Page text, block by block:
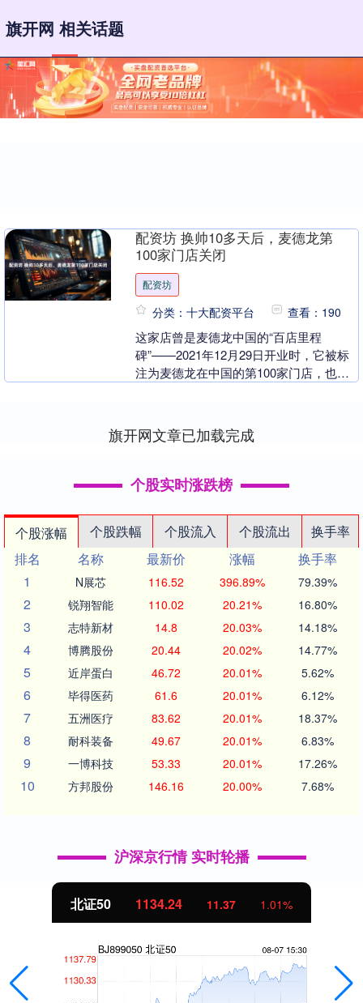
旗开网 相关话题
配资坊 换帅10多天后，麦德龙第
100家门店关闭
配资坊
分类：十大配资平台 查看：190
这家店曾是麦德龙中国的“百店里程
碑”——2021年12月29日开业时，它被标
注为麦德龙在中国的第100家门店，也是
旗开网文章已加载完成
个股实时涨跌榜
个股涨幅 个股跌幅 个股流入 个股流出
换手率
排名
名称 最新价 涨幅
换手率
1
N展芯 116.52 396.89% 79.39%
2 锐翔智能 110.02 20.21% 16.80%
3 志特新材 14.8 20.03% 14.18%
4 博腾股份 20.44 20.02% 14.77%
5 近岸蛋白 46.72 20.01% 5.62%
6 毕得医药 61.6 20.01% 6.12%
7 五洲医疗 83.62 20.01% 18.37%
8 耐科装备 49.67 20.01% 6.83%
9 一博科技 53.33 20.01% 17.26%
10 方邦股份 146.16 20.00% 7.68%
沪深京行情 实时轮播
北证50 1134.24 11.37 1.01%